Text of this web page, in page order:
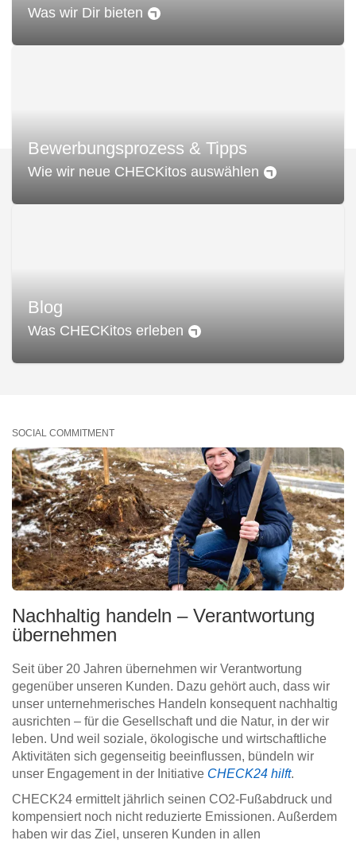
Was wir Dir bieten
Bewerbungsprozess & Tipps
Wie wir neue CHECKitos auswählen
Blog
Was CHECKitos erleben
SOCIAL COMMITMENT
Nachhaltig handeln – Verantwortung
übernehmen
Seit über 20 Jahren übernehmen wir Verantwortung
gegenüber unseren Kunden. Dazu gehört auch, dass wir
unser unternehmerisches Handeln konsequent nachhaltig
ausrichten – für die Gesellschaft und die Natur, in der wir
leben. Und weil soziale, ökologische und wirtschaftliche
Aktivitäten sich gegenseitig beeinflussen, bündeln wir
unser Engagement in der Initiative CHECK24 hilft.
CHECK24 ermittelt jährlich seinen CO2-Fußabdruck und
kompensiert noch nicht reduzierte Emissionen. Außerdem
haben wir das Ziel, unseren Kunden in allen